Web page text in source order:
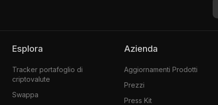
Esplora
Tracker portafoglio di
criptovalute
Swappa
Azienda
Aggiornamenti Prodotti
Prezzi
Press Kit